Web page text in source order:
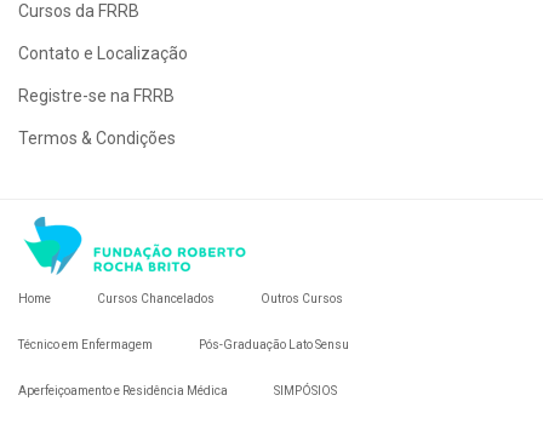
Cursos da FRRB
Contato e Localização
Registre-se na FRRB
Termos & Condições
Home Cursos Chancelados Outros Cursos
Técnico em Enfermagem Pós-Graduação Lato Sensu
Aperfeiçoamento e Residência Médica SIMPÓSIOS